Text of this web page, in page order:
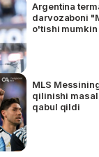
Argentina
darvozaboni
o'tishi mumkin
MLS
qilinishi
qabul qildi